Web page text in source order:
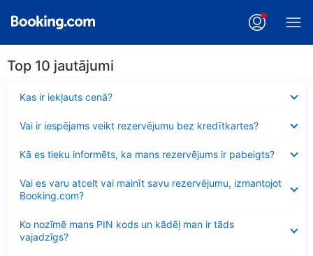
Top 10 jautājumi
Kas ir iekļauts cenā?
Vai ir iespējams veikt rezervējumu bez kredītkartes?
Kā es tieku informēts, ka mans rezervējums ir pabeigts?
Vai es varu atcelt vai mainīt savu rezervējumu, izmantojot
Booking.com?
Ko nozīmē mans PIN kods un kādēļ man ir tāds
vajadzīgs?